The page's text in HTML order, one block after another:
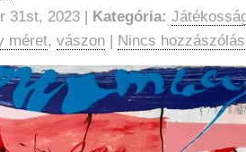
31st, 2023 | Kategória:
méret, vászon | Nincs